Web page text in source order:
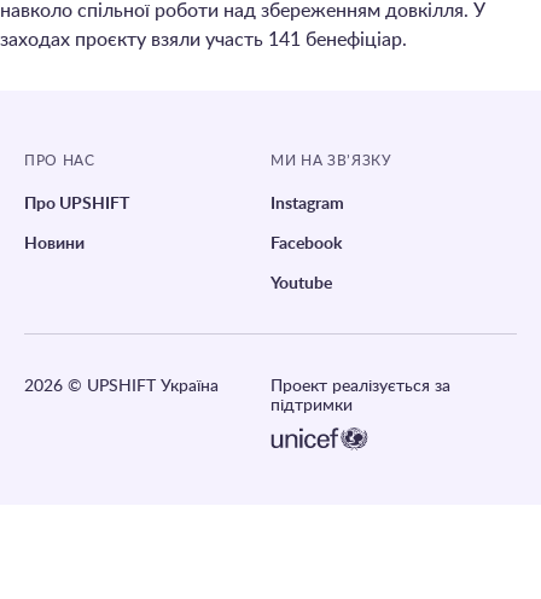
навколо спільної роботи над збереженням довкілля. У
заходах проєкту взяли участь 141 бенефіціар.
ПРО НАС
Про UPSHIFT
Новини
МИ НА ЗВ’ЯЗКУ
Instagram
Facebook
Youtube
2026 © UPSHIFT Україна
Проект реалізується за
підтримки